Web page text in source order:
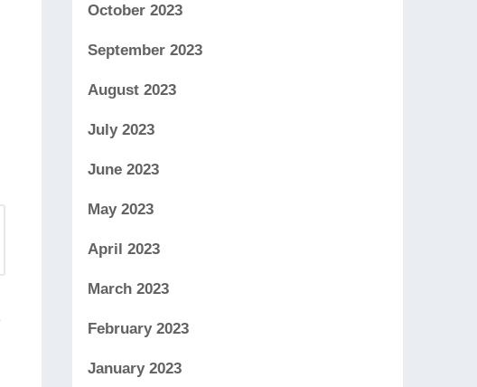
October 2023
September 2023
August 2023
July 2023
June 2023
May 2023
April 2023
March 2023
February 2023
January 2023